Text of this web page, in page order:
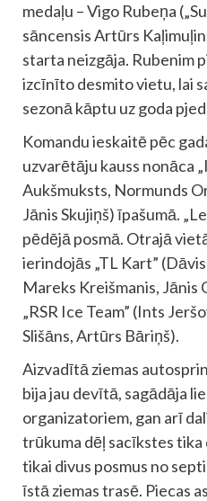
medaļu – Vigo Rubeņa
sāncensis Artūrs
starta neizgāja. Rubenim
izcīnīto desmito vietu, lai
sezonā kāptu uz goda
Komandu ieskaitē pēc
uzvarētāju kauss nonāca
Aukšmuksts, Normunds
Jānis Skujiņš) īpašumā.
pēdējā posmā. Otrajā
ierindojās „TL Kart”
Mareks Kreišmanis, Jānis
„RSR Ice Team” (Ints
Slišāns, Artūrs Bāriņš).
Aizvadītā ziemas
bija jau devītā, sagādāja
organizatoriem, gan arī
trūkuma dēļ sacīkstes
tikai divus posmus no
īstā ziemas trasē. Piecas